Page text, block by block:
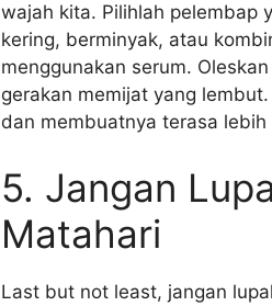
wajah kita. Pilihlah pelembap
kering, berminyak, atau
menggunakan serum.
gerakan memijat yang
dan membuatnya terasa
5. Jangan
Matahari
Last but not least, jangan